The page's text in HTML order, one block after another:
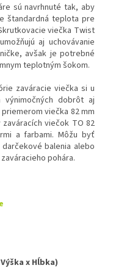
sú navrhnuté tak, aby
štandardná teplota pre
viečka Twist
aj uchovávanie
avšak je potrebné
teplotným šokom.
zaváracie viečka si u
dobrôt aj
viečka 82 mm
viečok TO 82
a farbami. Môžu byť
balenia alebo
pohára.
x Hĺbka)